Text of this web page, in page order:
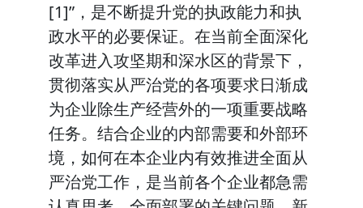
[1]”，是不断提升党的执政能力和执
政水平的必要保证。在当前全面深化
改革进入攻坚期和深水区的背景下，
贯彻落实从严治党的各项要求日渐成
为企业除生产经营外的一项重要战略
任务。结合企业的内部需要和外部环
境，如何在本企业内有效推进全面从
严治党工作，是当前各个企业都急需